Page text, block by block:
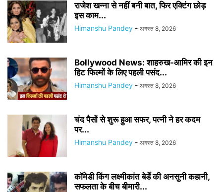
राजेश खन्ना से नहीं बनी बात, फिर एक्टिंग छोड़
इस काम...
Himanshu Pandey - अगस्त 8, 2026
Bollywood News: शाहरुख-आमिर की इन
हिट फिल्मों के लिए पहली पसंद...
Himanshu Pandey - अगस्त 8, 2026
चंद पैसों से शुरू हुआ सफर, पत्नी ने हर कदम
पर...
Himanshu Pandey - अगस्त 8, 2026
कॉमेडी किंग लक्ष्मीकांत बेर्डे की अनसुनी कहानी,
सफलता के बीच बीमारी...